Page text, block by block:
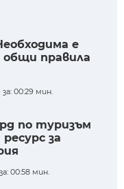
е
общи правила
00:29 мин.
по туризъм
за
00:58 мин.